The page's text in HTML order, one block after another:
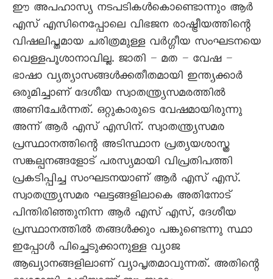
ഈ അപഹാസ്യ നടപടികള്‍കൊണ്ടൊന്നും ആര്‍
എസ് എസിനെപ്പോലെ വിഭജന രാഷ്ട്രീയത്തിന്റെ
വിഷലിപ്തമായ ചരിത്രമുള്ള വര്‍ഗ്ഗീയ സംഘടനയെ
വെള്ളപൂശാനാവില്ല. ജാതി – മത – വേഷ –
ഭാഷാ വ്യത്യാസങ്ങള്‍ക്കതീതമായി ഇന്ത്യക്കാര്‍
ഒരുമിച്ചാണ് ദേശീയ സ്വാതന്ത്ര്യസമരത്തില്‍
അണിചേര്‍ന്നത്. ഒറ്റുകാരുടെ വേഷമായിരുന്നു
അന്ന് ആര്‍ എസ് എസിന്. സ്വാതന്ത്ര്യസമര
പ്രസ്ഥാനത്തിന്റെ അടിസ്ഥാന പ്രത്യയശാസ്ത്ര
സങ്കല്പനങ്ങളോട് പരസ്യമായി വിപ്രതിപത്തി
പ്രകടിപ്പിച്ച സംഘടനയാണ് ആര്‍ എസ് എസ്.
സ്വാതന്ത്ര്യസമര ഘട്ടങ്ങളിലാകെ അതിനോട്
പിന്തിരിഞ്ഞുനിന്ന ആര്‍ എസ് എസ്, ദേശീയ
പ്രസ്ഥാനത്തില്‍ തങ്ങള്‍ക്കും പങ്കുണ്ടെന്നു സ്ഥാ
ഇപ്പോൾ പിച്ചെടുക്കാനുള്ള വ്യാജ
ആഖ്യാനങ്ങളിലാണ് വ്യാപൃതമാവുന്നത്. അതിന്റെ